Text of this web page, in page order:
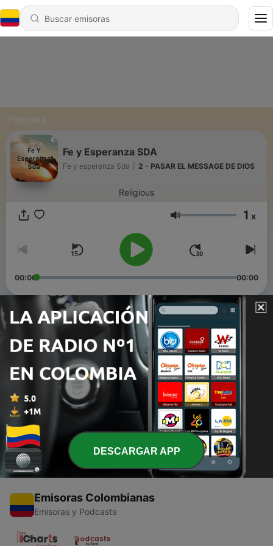
Podcasts
Fe y Esperanza SDA
Fe y esperanza Sda 2 - PASAR EL MESSAGE DE DIOS
Religious
Volumen 1 x
00:00 00:00
Episodios
2 - PASAR EL MESSAGE DE DIOS
21 nov. 2022
1 -
7 razones por las que tus oraciones no son
respondidas
22 abr. 2020
Emisoras Colombianas
Emisoras y Podcasts
DESCARGAR APP